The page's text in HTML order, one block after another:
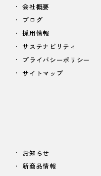
会社概要
ブログ
採用情報
サステナビリティ
プライバシーポリシー
サイトマップ
お知らせ
新商品情報